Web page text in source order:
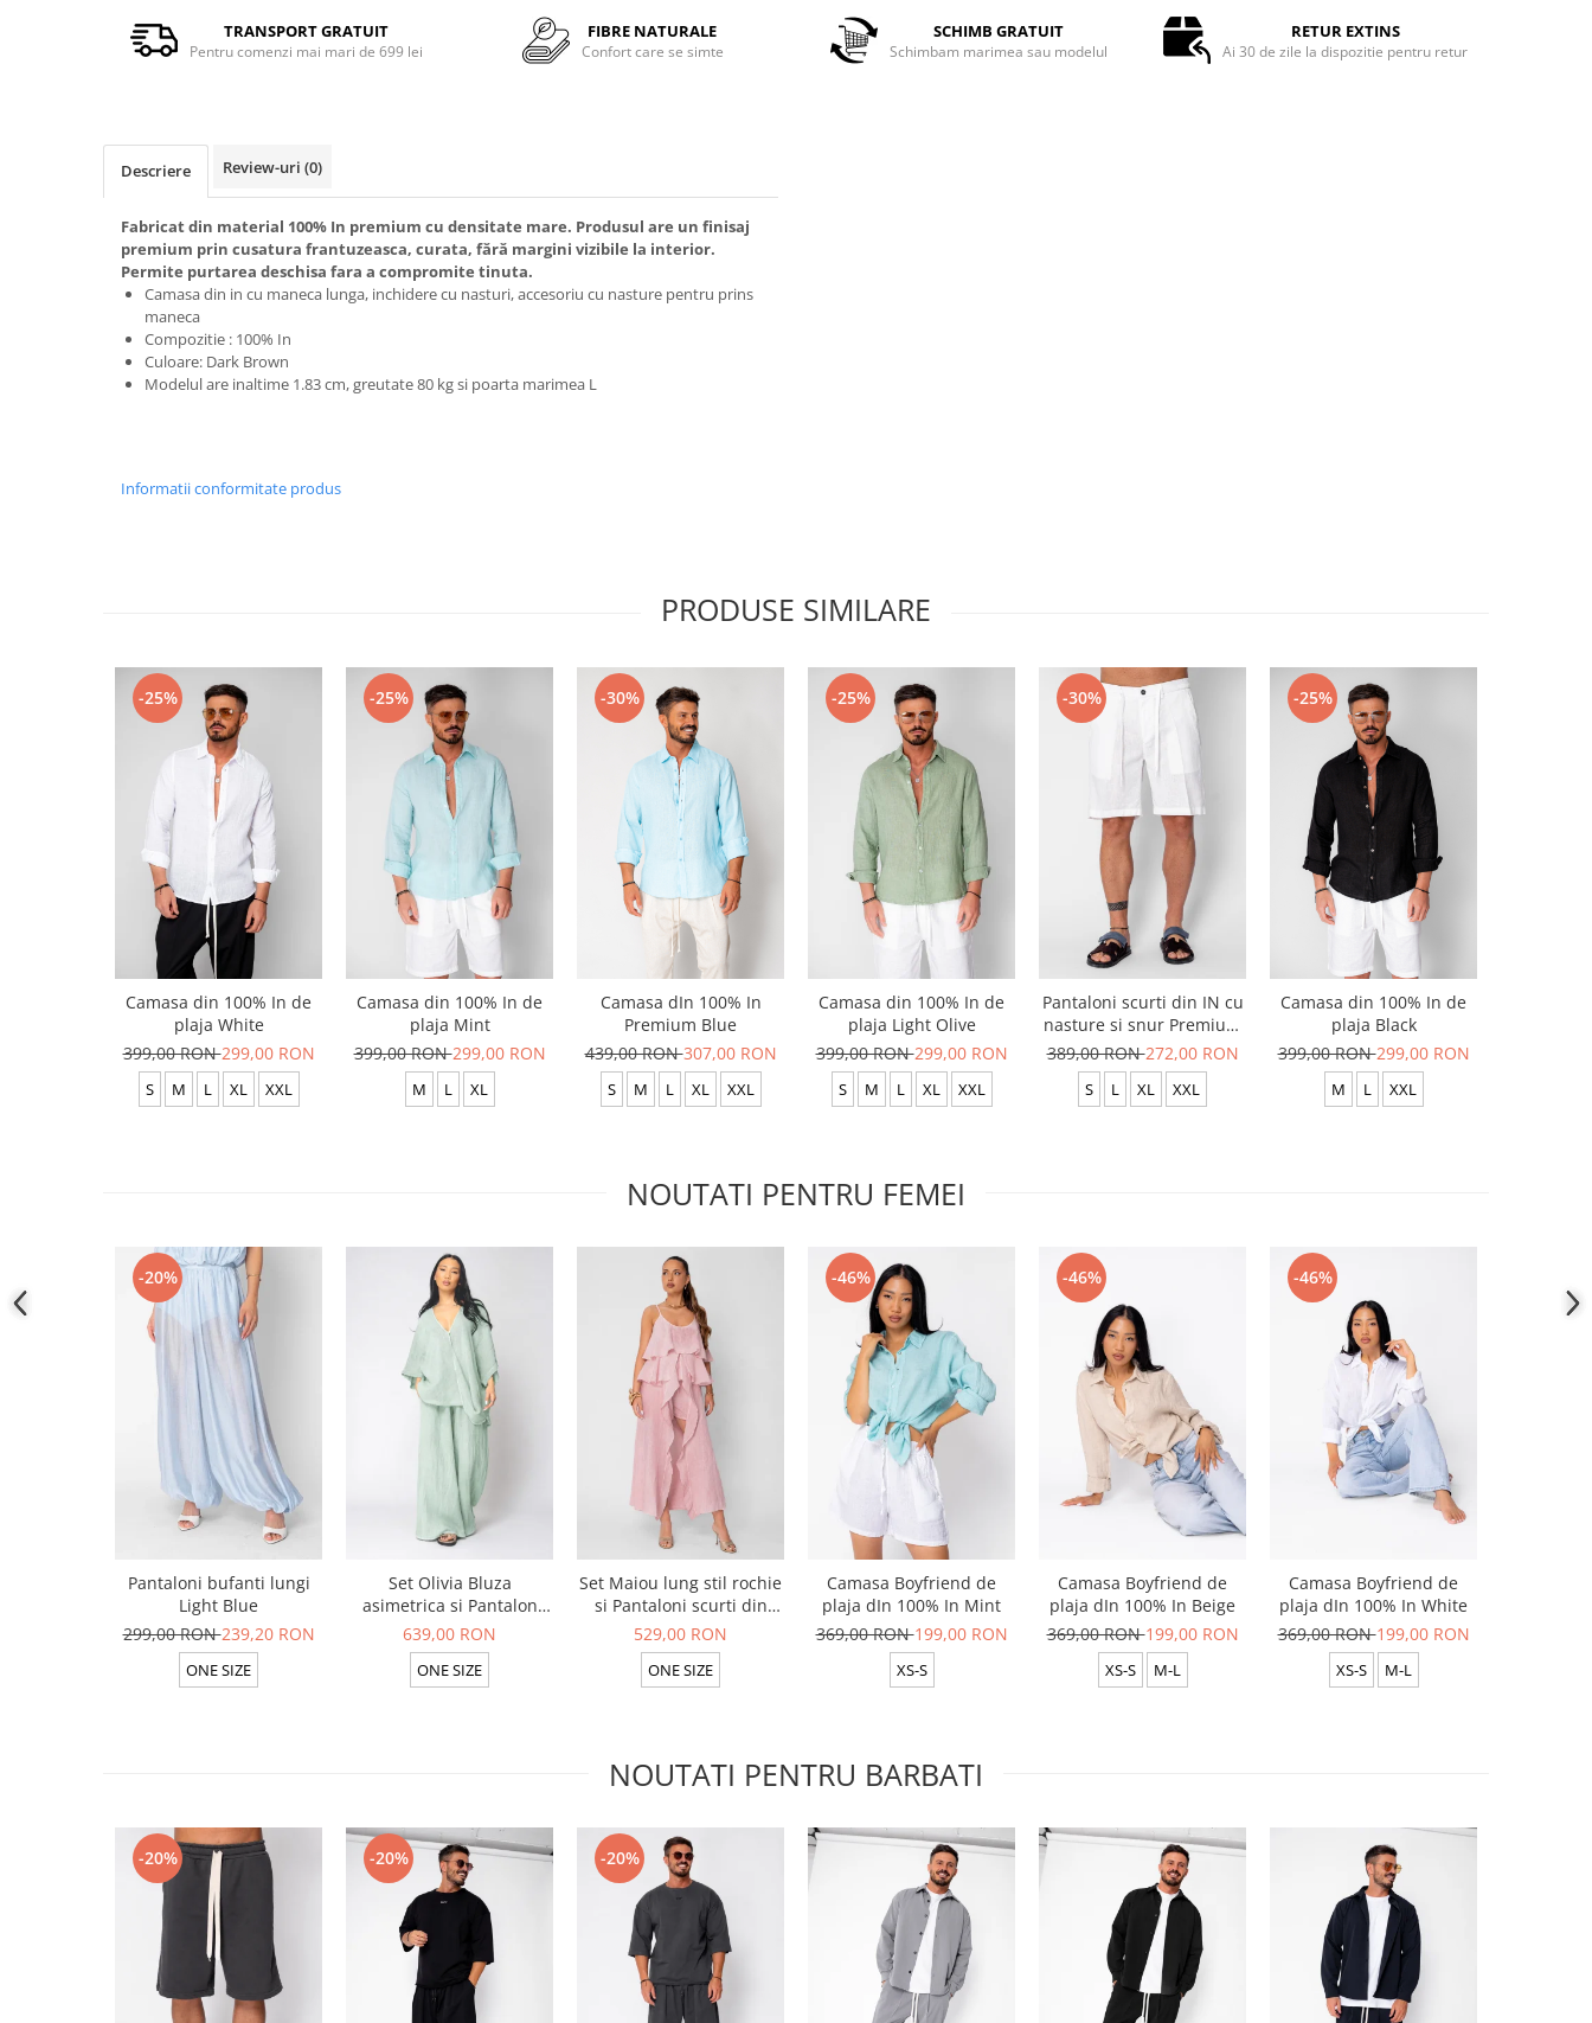
TRANSPORT GRATUIT
Pentru comenzi mai mari de 699 lei
FIBRE NATURALE
Confort care se simte
SCHIMB GRATUIT
Schimbam marimea sau modelul
RETUR EXTINS
Ai 30 de zile la dispozitie pentru retur
Descriere Review-uri (0)
Fabricat din material 100% In premium cu densitate mare. Produsul are un finisaj
premium prin cusatura frantuzeasca, curata, fără margini vizibile la interior.
Permite purtarea deschisa fara a compromite tinuta.
Camasa din in cu maneca lunga, inchidere cu nasturi, accesoriu cu nasture pentru prins
maneca
Compozitie : 100% In
Culoare: Dark Brown
Modelul are inaltime 1.83 cm, greutate 80 kg si poarta marimea L
Informatii conformitate produs
PRODUSE SIMILARE
-25%
Camasa din 100% In de
plaja White
399,00 RON299,00 RON
S M L XL XXL
-25%
Camasa din 100% In de
plaja Mint
399,00 RON299,00 RON
M L XL
-30%
Camasa dIn 100% In
Premium Blue
439,00 RON307,00 RON
S M L XL XXL
-25%
Camasa din 100% In de
plaja Light Olive
399,00 RON299,00 RON
S M L XL XXL
-30%
Pantaloni scurti din IN cu
nasture si snur Premium
Edition White
389,00 RON272,00 RON
S L XL XXL
-25%
Camasa din 100% In de
plaja Black
399,00 RON299,00 RON
M L XXL
NOUTATI PENTRU FEMEI
-20%
Pantaloni bufanti lungi
Light Blue
299,00 RON239,20 RON
ONE SIZE
Set Olivia Bluza
asimetrica si Pantalon
lung din 100% in Light
Olive
639,00 RON
ONE SIZE
Set Maiou lung stil rochie
si Pantaloni scurti din
100% in Rose
529,00 RON
ONE SIZE
-46%
Camasa Boyfriend de
plaja dIn 100% In Mint
369,00 RON199,00 RON
XS-S
-46%
Camasa Boyfriend de
plaja dIn 100% In Beige
369,00 RON199,00 RON
XS-S M-L
-46%
Camasa Boyfriend de
plaja dIn 100% In White
369,00 RON199,00 RON
XS-S M-L
NOUTATI PENTRU BARBATI
-20% -20% -20%